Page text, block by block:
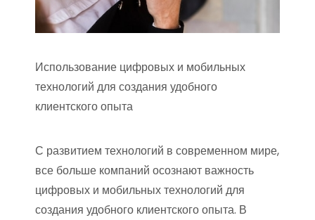
Использование цифровых и мобильных
технологий для создания удобного
клиентского опыта
С развитием технологий в современном мире,
все больше компаний осознают важность
цифровых и мобильных технологий для
создания удобного клиентского опыта. В